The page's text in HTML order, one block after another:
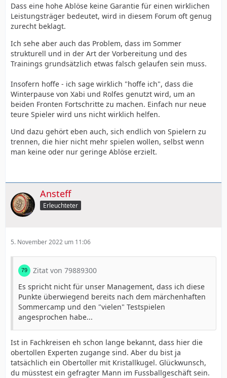
Dass eine hohe Ablöse keine Garantie für einen wirklichen
Leistungsträger bedeutet, wird in diesem Forum oft genug
zurecht beklagt.
Ich sehe aber auch das Problem, dass im Sommer
strukturell und in der Art der Vorbereitung und des
Trainings grundsätzlich etwas falsch gelaufen sein muss.
Insofern hoffe - ich sage wirklich "hoffe ich", dass die
Winterpause von Xabi und Rolfes genutzt wird, um an
beiden Fronten Fortschritte zu machen. Einfach nur neue
teure Spieler wird uns nicht wirklich helfen.
Und dazu gehört eben auch, sich endlich von Spielern zu
trennen, die hier nicht mehr spielen wollen, selbst wenn
man keine oder nur geringe Ablöse erzielt.
Ansteff
Erleuchteter
5. November 2022 um 11:06
Zitat von 79889300
Es spricht nicht für unser Management, dass ich diese
Punkte überwiegend bereits nach dem märchenhaften
Sommercamp und den "vielen" Testspielen
angesprochen habe...
Ist in Fachkreisen eh schon lange bekannt, dass hier die
obertollen Experten zugange sind. Aber du bist ja
tatsächlich ein Obertoller mit Kristallkugel. Glückwunsch,
du müsstest ein gefragter Mann im Fussballgeschäft sein.